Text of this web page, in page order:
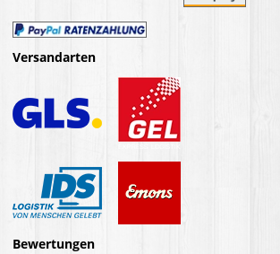
Versandarten
Bewertungen